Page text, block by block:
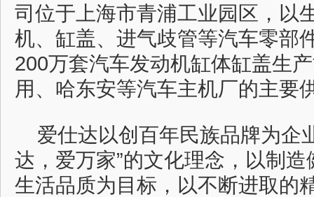
司位于上海市青浦工业园区，以
机、缸盖、进气歧管等汽车零部
200万套汽车发动机缸体缸盖生
用、哈东安等汽车主机厂的主要
爱仕达以创百年民族品牌为企
达，爱万家”的文化理念，以制
生活品质为目标，以不断进取的